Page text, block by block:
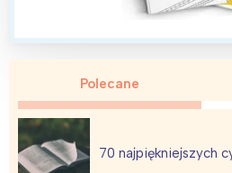
Polecane
70 najpiękniejszych
Interesują mnie